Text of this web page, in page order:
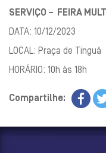
SERVIÇO – FEIRA
DATA: 10/12/2023
LOCAL: Praça de Tinguá
HORÁRIO: 10h às 18h
Compartilhe: